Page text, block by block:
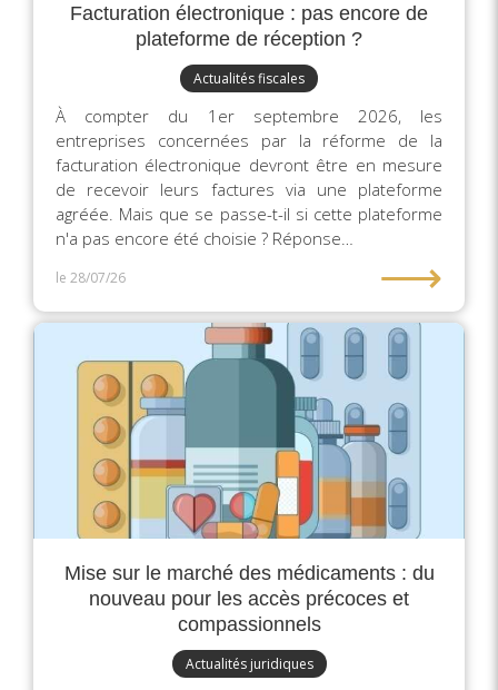
Facturation électronique : pas encore de
plateforme de réception ?
Actualités fiscales
À compter du 1er septembre 2026, les
entreprises concernées par la réforme de la
facturation électronique devront être en mesure
de recevoir leurs factures via une plateforme
agréée. Mais que se passe-t-il si cette plateforme
n'a pas encore été choisie ? Réponse…
le 28/07/26 ⟶
Mise sur le marché des médicaments : du
nouveau pour les accès précoces et
compassionnels
Actualités juridiques